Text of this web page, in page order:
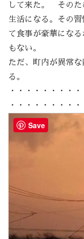
して来た。 そのた
生活になる。その
て食事が豪華にな
もない。
ただ、町内が異常
る。
・・・・・・・・
・・・・・・・・・
Save